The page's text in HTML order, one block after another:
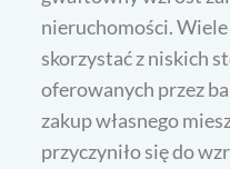
nieruchomości.
skorzystać z niskich
oferowanych przez
zakup własnego
przyczyniło się do